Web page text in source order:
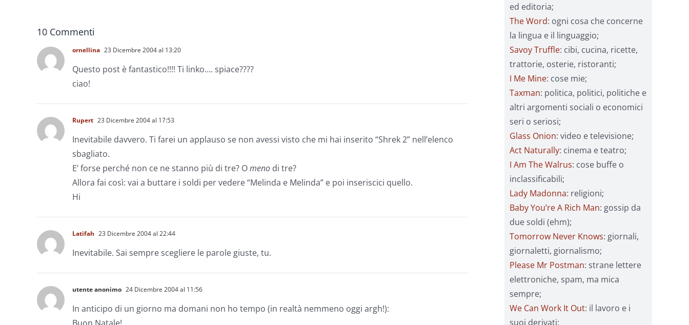
10 Commenti
ornellina 23 Dicembre 2004 al 13:20
Questo post è fantastico!!!! Ti linko…. spiace????
ciao!
Rupert 23 Dicembre 2004 al 17:53
Inevitabile davvero. Ti farei un applauso se non avessi visto che mi hai inserito “Shrek 2” nell’elenco
sbagliato.
E’ forse perché non ce ne stanno più di tre? Omeno di tre?
Allora fai così: vai a buttare i soldi per vedere “Melinda e Melinda” e poi inseriscici quello.
Hi
Latifah 23 Dicembre 2004 al 22:44
Inevitabile. Sai sempre scegliere le parole giuste, tu.
utente anonimo 24 Dicembre 2004 al 11:56
In anticipo di un giorno ma domani non ho tempo (in realtà nemmeno oggi argh!):
Buon Natale!
ed editoria;
The Word: ogni cosa che concerne
la lingua e il linguaggio;
Savoy Truffle: cibi, cucina, ricette,
trattorie, osterie, ristoranti;
I Me Mine: cose mie;
Taxman: politica, politici, politiche e
altri argomenti sociali o economici
seri o seriosi;
Glass Onion: video e televisione;
Act Naturally: cinema e teatro;
I Am The Walrus: cose buffe o
inclassificabili;
Lady Madonna: religioni;
Baby You’re A Rich Man: gossip da
due soldi (ehm);
Tomorrow Never Knows: giornali,
giornaletti, giornalismo;
Please Mr Postman: strane lettere
elettroniche, spam, ma mica
sempre;
We Can Work It Out: il lavoro e i
suoi derivati;